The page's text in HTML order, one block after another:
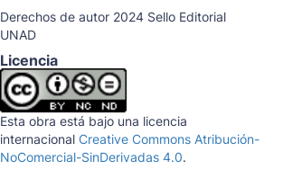
Derechos de autor 2024 Sello Editorial
UNAD
Licencia
Esta obra está bajo una licencia
internacional Creative Commons Atribución-
NoComercial-SinDerivadas 4.0.